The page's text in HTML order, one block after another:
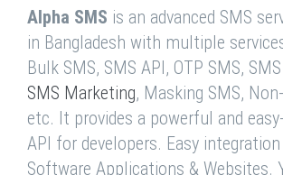
Alpha SMS is an advanced SMS
in Bangladesh with multiple
Bulk SMS, SMS API, OTP SMS,
SMS Marketing, Masking SMS,
etc. It provides a powerful and
API for developers. Easy
Software Applications & Websites.